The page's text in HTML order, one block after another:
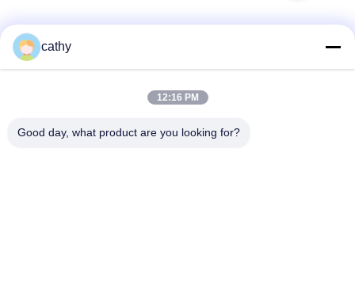
Cuarto y quinto piso, Edificio 3, 19, calle North Danzi, calle
cathy
12:16 PM
Good day, what product are you looking for?